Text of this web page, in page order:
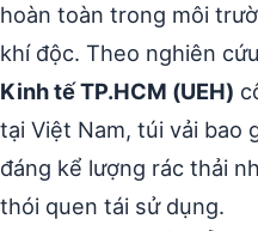
hoàn toàn trong môi
khí độc. Theo nghiên
Kinh tế TP.HCM (UEH)
tại Việt Nam, túi vải bao
đáng kể lượng rác thải
thói quen tái sử dụng.